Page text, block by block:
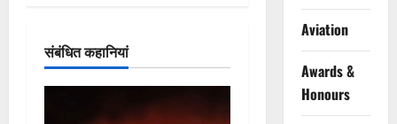
संबंधित कहानियां
Aviation
Awards &
Honours